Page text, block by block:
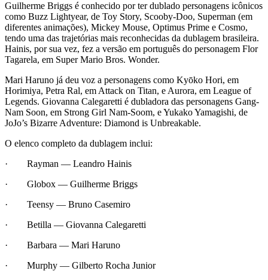
Guilherme Briggs é conhecido por ter dublado personagens icônicos
como Buzz Lightyear, de Toy Story, Scooby-Doo, Superman (em
diferentes animações), Mickey Mouse, Optimus Prime e Cosmo,
tendo uma das trajetórias mais reconhecidas da dublagem brasileira.
Hainis, por sua vez, fez a versão em português do personagem Flor
Tagarela, em Super Mario Bros. Wonder.
Mari Haruno já deu voz a personagens como Kyōko Hori, em
Horimiya, Petra Ral, em Attack on Titan, e Aurora, em League of
Legends. Giovanna Calegaretti é dubladora das personagens Gang-
Nam Soon, em Strong Girl Nam-Soom, e Yukako Yamagishi, de
JoJo’s Bizarre Adventure: Diamond is Unbreakable.
O elenco completo da dublagem inclui:
· Rayman — Leandro Hainis
· Globox — Guilherme Briggs
· Teensy — Bruno Casemiro
· Betilla — Giovanna Calegaretti
· Barbara — Mari Haruno
· Murphy — Gilberto Rocha Junior